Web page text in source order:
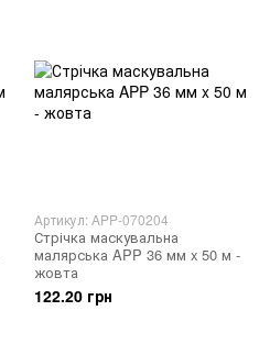
Артикул: APP-070204
Стрічка маскувальна
малярська APP 36 мм x 50 м -
жовта
122.20 грн